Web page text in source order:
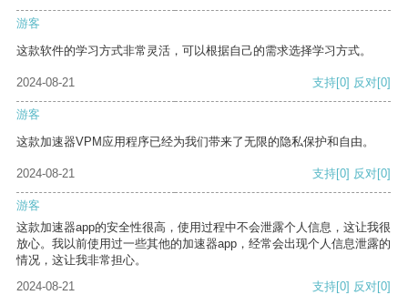
游客
这款软件的学习方式非常灵活，可以根据自己的需求选择学习方式。
2024-08-21 支持[0] 反对[0]
游客
这款加速器VPM应用程序已经为我们带来了无限的隐私保护和自由。
2024-08-21 支持[0] 反对[0]
游客
这款加速器app的安全性很高，使用过程中不会泄露个人信息，这让我很
放心。我以前使用过一些其他的加速器app，经常会出现个人信息泄露的
情况，这让我非常担心。
2024-08-21
支持[0] 反对[0]